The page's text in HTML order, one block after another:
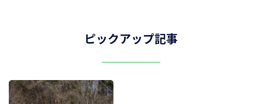
ピックアップ記事